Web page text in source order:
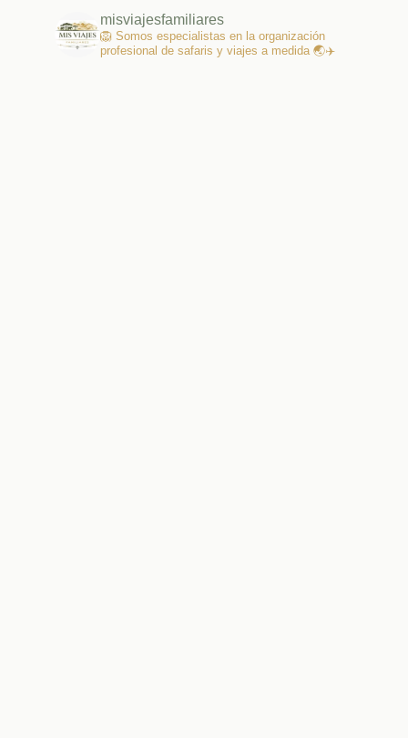
misviajesfamiliares
🦁 Somos especialistas en la organización
profesional de safaris y viajes a medida 🌏✈️